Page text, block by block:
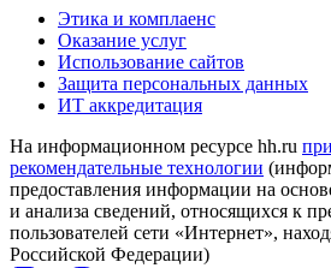
Этика и комплаенс
Оказание услуг
Использование сайтов
Защита персональных данных
ИТ аккредитация
На информационном ресурсе hh.ru
рекомендательные технологии
предоставления информации на
и анализа сведений, относящихся к
пользователей сети «Интернет»,
Российской Федерации)